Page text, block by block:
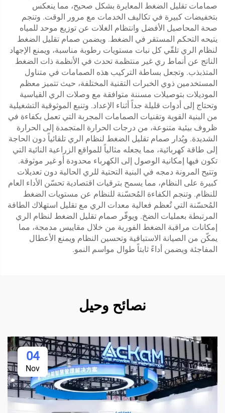
صمامات تقليل الضغط المعايرة بشكل صحيح، مما ينعكس
بتخفيضات كبيرة في تكاليف الخدمات مع مرور الوقت. وتنجم
صحة المحاصيل الأفضل وانتظام الغلات عن توزيع موحد للمياه
يتيحه التحكم المستقر في الضغط. ويضمن صمام تقليل الضغط
لنظام الري تلقّي كل نبات مستويات رطوبة مناسبة، ويمنع الإجهاد
الناتج عن أنماط ري غير منتظمة تحدث في الأنظمة ذات الضغط
المتذبذب. وتجعل بساطة التركيب هذه الصمامات في متناول
المستخدمين ذوي الخبرات التقنية المختلفة، حيث تتميز معظم
الموديلات بتوصيلات مسننة متوافقة مع وصلات الري القياسية
وتحتاج إلى أدوات قليلة جداً أثناء الإعداد. وتنبع الموثوقية التشغيلية
من البنية القوية وتقنيات الصمامات المجربة التي تعمل بكفاءة في
ظروف بيئية متنوعة، من درجات الحرارة المتجمدة إلى الحرارة
الشديدة. ويُدار صمام تقليل الضغط لنظام الري تلقائياً دون الحاجة
إلى طاقة كهربائية، مما يجعله مثالياً للمواقع الزراعية النائية التي
تكون فيها إمكانية الوصول إلى الكهرباء محدودة أو غير موثوقة.
وتتيح المرونة دمجه في البنية التحتية للري الحالية دون تعديلات
كبيرة على النظام، مما يسمح بترقيات اقتصادية تحسّن الأداء العام
للنظام. وتنجم الكفاءة المُحسّنة للنظام عن مستويات الضغط
المُحسّنة التي تُعظم فعالية معدات الري مع تقليل استهلاك الطاقة
المرتبطة بعمليات الضخ. ويوفّر صمام تقليل الضغط لنظام الري
إمكانات مراقبة الضغط الفورية من خلال مقاييس مدمجة، مما
يمكّن من الصيانة الاستباقية وتحسين النظام ويمنع الأعطال
المفاجئة ويضمن أداءً ثابتاً طوال مواسم النمو.
نصائح وحيل
04
Nov